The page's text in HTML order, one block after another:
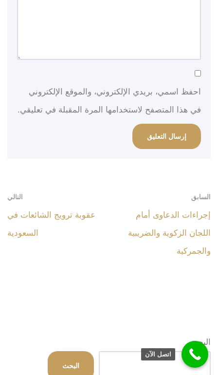
احفظ اسمي، بريدي الإلكتروني، والموقع الإلكتروني
في هذا المتصفح لاستخدامها المرة المقبلة في تعليقي.
السابق
إجراءات الدعاوى أمام
اللجان الزكوية والضريبية
والجمركية
التالي
عقوبة ترويج الشائعات في
السعودية
البحث
البحث
اتصل الآن